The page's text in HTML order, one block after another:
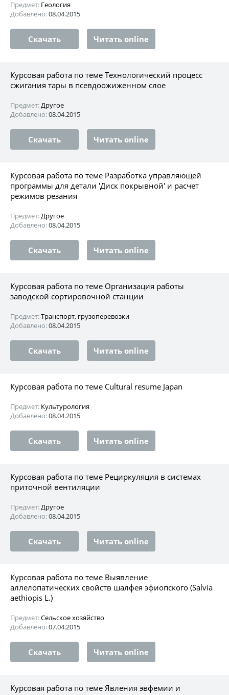
Предмет: Геология
Добавлено:08.04.2015
Скачать Читать online
Курсовая работа по теме Технологический процесс
сжигания тары в псевдоожиженном слое
Предмет:Другое
Добавлено:08.04.2015
Скачать Читать online
Курсовая работа по теме Разработка управляющей
программы для детали 'Диск покрывной' и расчет
режимов резания
Предмет:Другое
Добавлено:08.04.2015
Скачать Читать online
Курсовая работа по теме Организация работы
заводской сортировочной станции
Предмет:Транспорт, грузоперевозки
Добавлено:08.04.2015
Скачать Читать online
Курсовая работа по теме Cultural resume Japan
Предмет: Культурология
Добавлено:08.04.2015
Скачать Читать online
Курсовая работа по теме Рециркуляция в системах
приточной вентиляции
Предмет:Другое
Добавлено:08.04.2015
Скачать Читать online
Курсовая работа по теме Выявление
аллелопатических свойств шалфея эфиопского (Salvia
aethiopis L.)
Предмет:Сельское хозяйство
Добавлено:07.04.2015
Скачать Читать online
Курсовая работа по теме Явления эвфемии и